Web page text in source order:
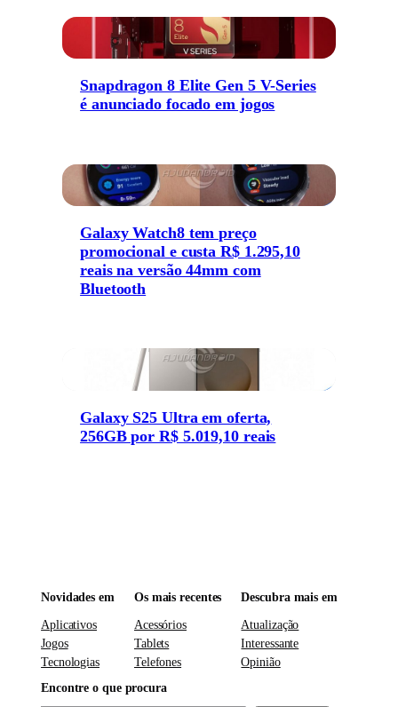
Snapdragon 8 Elite Gen 5 V-Series
é anunciado focado em jogos
Galaxy Watch8 tem preço
promocional e custa R$ 1.295,10
reais na versão 44mm com
Bluetooth
Galaxy S25 Ultra em oferta,
256GB por R$ 5.019,10 reais
Novidades em
Aplicativos
Jogos
Tecnologias
Os mais recentes
Acessórios
Tablets
Telefones
Descubra mais em
Atualização
Interessante
Opinião
Encontre o que procura